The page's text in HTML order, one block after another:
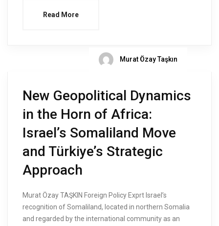
Read More
Murat Özay Taşkın
New Geopolitical Dynamics
in the Horn of Africa:
Israel’s Somaliland Move
and Türkiye’s Strategic
Approach
Murat Özay TAŞKIN Foreign Policy Exprt Israel’s
recognition of Somaliland, located in northern Somalia
and regarded by the international community as an